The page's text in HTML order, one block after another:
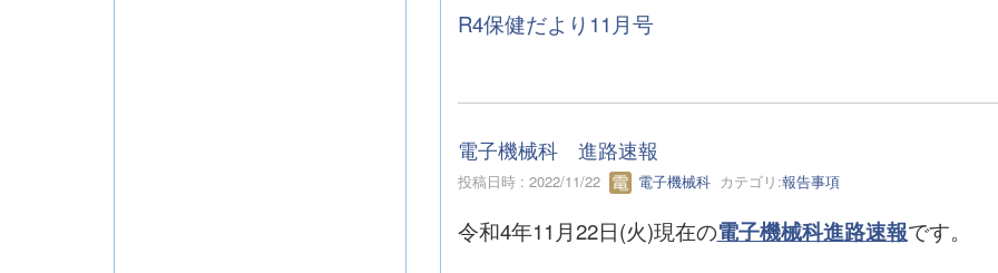
R4保健だより11月号
電子機械科 進路速報
投稿日時 : 2022/11/22 電子機械科カテゴリ:報告事項
令和4年11月22日(火)現在の電子機械科進路速報です。